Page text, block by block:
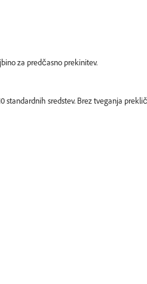
za predčasno prekinitev.
standardnih sredstev. Brez tveganja